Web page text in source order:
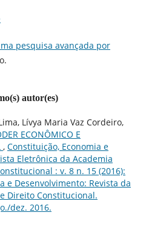
pesquisa avançada por
autor(es)
Lívya Maria Vaz Cordeiro,
ECONÔMICO E
, Constituição, Economia e
Eletrônica da Academia
: v. 8 n. 15 (2016):
e Desenvolvimento: Revista da
Direito Constitucional.
dez. 2016.